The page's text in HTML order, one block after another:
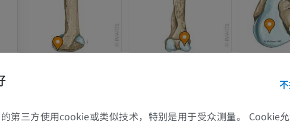
马 - 趾和蹄
插画
优质会员
第三方使用cookie或类似技术，特别是用于受众测量。 Cookie